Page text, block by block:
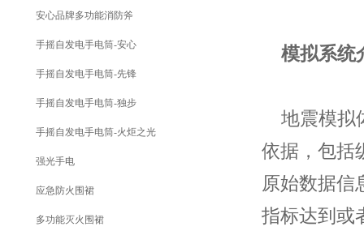
安心品牌多功能消防斧
手摇自发电手电筒-安心
手摇自发电手电筒-先锋
手摇自发电手电筒-独步
手摇自发电手电筒-火炬之光
强光手电
应急防火围裙
多功能灭火围裙
模拟系统
地震模拟
依据，包括
原始数据信
指标达到或